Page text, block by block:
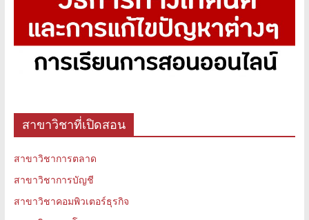
สาขาวิชาที่เปิดสอน
สาขาวิชาการตลาด
สาขาวิชาการบัญชี
สาขาวิชาคอมพิวเตอร์ธุรกิจ